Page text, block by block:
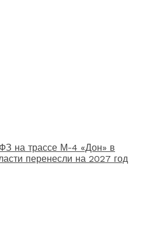
на трассе М-4 «Дон» в
перенесли на 2027 год